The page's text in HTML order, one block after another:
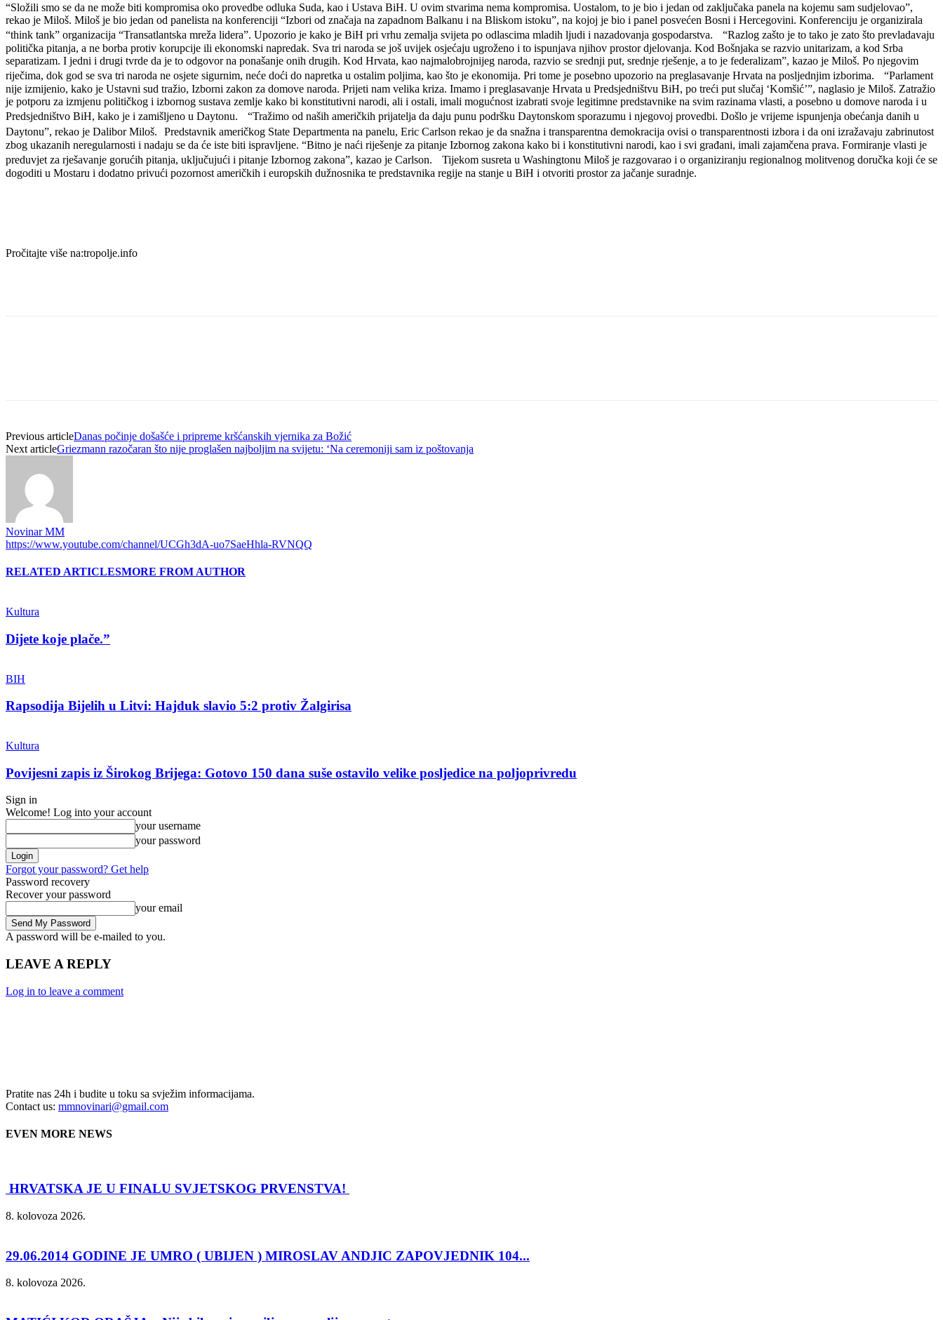
“Složili smo se da ne može biti kompromisa oko provedbe odluka Suda, kao i Ustava BiH. U ovim stvarima nema kompromisa. Uostalom, to je bio i jedan od zaključaka panela na kojemu sam sudjelovao”,
rekao je Miloš. Miloš je bio jedan od panelista na konferenciji “Izbori od značaja na zapadnom Balkanu i na Bliskom istoku”, na kojoj je bio i panel posvećen Bosni i Hercegovini. Konferenciju je organizirala
“think tank” organizacija “Transatlantska mreža lidera”. Upozorio je kako je BiH pri vrhu zemalja svijeta po odlascima mladih ljudi i nazadovanja gospodarstva. “Razlog zašto je to tako je zato što prevladavaju
politička pitanja, a ne borba protiv korupcije ili ekonomski napredak. Sva tri naroda se još uvijek osjećaju ugroženo i to ispunjava njihov prostor djelovanja. Kod Bošnjaka se razvio unitarizam, a kod Srba
separatizam. I jedni i drugi tvrde da je to odgovor na ponašanje onih drugih. Kod Hrvata, kao najmalobrojnijeg naroda, razvio se srednji put, srednje rješenje, a to je federalizam”, kazao je Miloš. Po njegovim
riječima, dok god se sva tri naroda ne osjete sigurnim, neće doći do napretka u ostalim poljima, kao što je ekonomija. Pri tome je posebno upozorio na preglasavanje Hrvata na posljednjim izborima. “Parlament
nije izmijenio, kako je Ustavni sud tražio, Izborni zakon za domove naroda. Prijeti nam velika kriza. Imamo i preglasavanje Hrvata u Predsjedništvu BiH, po treći put slučaj ‘Komšić’”, naglasio je Miloš. Zatražio
je potporu za izmjenu političkog i izbornog sustava zemlje kako bi konstitutivni narodi, ali i ostali, imali mogućnost izabrati svoje legitimne predstavnike na svim razinama vlasti, a posebno u domove naroda i u
Predsjedništvo BiH, kako je i zamišljeno u Daytonu. “Tražimo od naših američkih prijatelja da daju punu podršku Daytonskom sporazumu i njegovoj provedbi. Došlo je vrijeme ispunjenja obećanja danih u
Daytonu”, rekao je Dalibor Miloš. Predstavnik američkog State Departmenta na panelu, Eric Carlson rekao je da snažna i transparentna demokracija ovisi o transparentnosti izbora i da oni izražavaju zabrinutost
zbog ukazanih neregularnosti i nadaju se da će iste biti ispravljene. “Bitno je naći riješenje za pitanje Izbornog zakona kako bi i konstitutivni narodi, kao i svi građani, imali zajamčena prava. Formiranje vlasti je
preduvjet za rješavanje gorućih pitanja, uključujući i pitanje Izbornog zakona”, kazao je Carlson. Tijekom susreta u Washingtonu Miloš je razgovarao i o organiziranju regionalnog molitvenog doručka koji će se
dogoditi u Mostaru i dodatno privući pozornost američkih i europskih dužnosnika te predstavnika regije na stanje u BiH i otvoriti prostor za jačanje suradnje.
Pročitajte više na:tropolje.info
Previous articleDanas počinje došašće i pripreme kršćanskih vjernika za Božić
Next articleGriezmann razočaran što nije proglašen najboljim na svijetu: ‘Na ceremoniji sam iz poštovanja
Novinar MM
https://www.youtube.com/channel/UCGh3dA-uo7SaeHhla-RVNQQ
RELATED ARTICLESMORE FROM AUTHOR
Kultura
Dijete koje plače.”
BIH
Rapsodija Bijelih u Litvi: Hajduk slavio 5:2 protiv Žalgirisa
Kultura
Povijesni zapis iz Širokog Brijega: Gotovo 150 dana suše ostavilo velike posljedice na poljoprivredu
Sign in
Welcome! Log into your account
your username
your password
Forgot your password? Get help
Password recovery
Recover your password
your email
A password will be e-mailed to you.
LEAVE A REPLY
Log in to leave a comment
Pratite nas 24h i budite u toku sa svježim informacijama.
Contact us: mmnovinari@gmail.com
EVEN MORE NEWS
HRVATSKA JE U FINALU SVJETSKOG PRVENSTVA!
8. kolovoza 2026.
29.06.2014 GODINE JE UMRO ( UBIJEN ) MIROSLAV ANDJIC ZAPOVJEDNIK 104...
8. kolovoza 2026.